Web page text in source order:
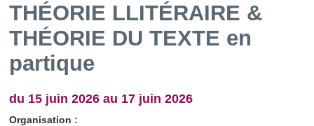
THÉORIE LLITÉRAIRE &
THÉORIE DU TEXTE en
partique
du 15 juin 2026 au 17 juin 2026
Organisation :